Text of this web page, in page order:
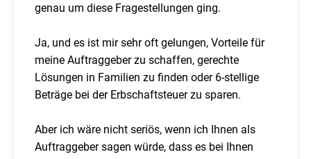
genau um diese Fragestellungen ging.
Ja, und es ist mir sehr oft gelungen, Vorteile für
meine Auftraggeber zu schaffen, gerechte
Lösungen in Familien zu finden oder 6-stellige
Beträge bei der Erbschaftsteuer zu sparen.
Aber ich wäre nicht seriös, wenn ich Ihnen als
Auftraggeber sagen würde, dass es bei Ihnen